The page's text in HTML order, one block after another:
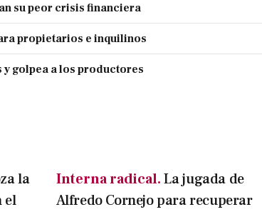
su peor crisis financiera
propietarios e inquilinos
golpea a los productores
la
el
Interna radical.La jugada de
Alfredo Cornejo para recuperar